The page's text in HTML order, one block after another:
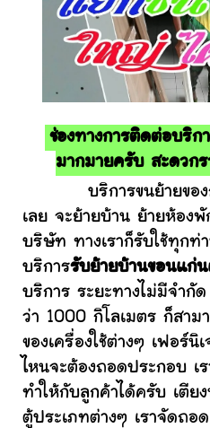
ช่องทางการติดต่อบริก
มากมายครับ สะดวกร
บริการขนย้ายของกั
เลย จะย้ายบ้าน ย้ายห้อง
บริษัท ทางเราก็รับใช้ทุกท่
บริการรับย้ายบ้านขอนแก่น
บริการ ระยะทางไม่มีจำกั
ว่า 1000 กิโลเมตร ก็สาม
ของเครื่องใช้ต่างๆ เฟอร์นิ
ไหนจะต้องถอดประกอบ เ
ทำให้กับลูกค้าได้ครับ เตีย
ตู้ประเภทต่างๆ เราจัดถอ